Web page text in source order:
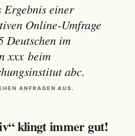
Ergebnis einer
Online-Umfrage
Deutschen im
xxx beim
abc.
ANFRAGEN AUS.
klingt immer gut!